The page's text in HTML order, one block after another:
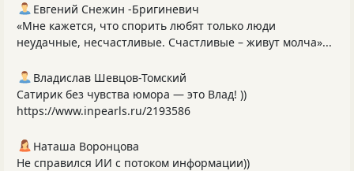
Евгений Снежин -Бригиневич
«Мне кажется, что спорить любят только люди
неудачные, несчастливые. Счастливые – живут молча»...
Владислав Шевцов-Томский
Сатирик без чувства юмора — это Влад! ))
https://www.inpearls.ru/2193586
Наташа Воронцова
Не справился ИИ с потоком информации))